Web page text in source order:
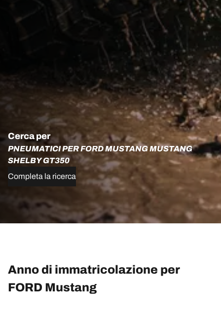
Cerca per
PNEUMATICI PER FORD MUSTANG MUSTANG
SHELBY GT350
Completa la ricerca
Anno di immatricolazione per
FORD Mustang